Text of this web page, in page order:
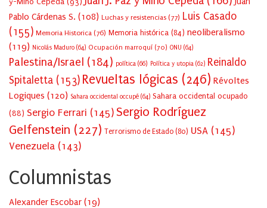
Pablo Cárdenas S. (108) Luchas y resistencias (77) Luis Casado
(155) Memoria Historica (76) Memoria histórica (84) neoliberalismo
(119) Nicolás Maduro (64) Ocupación marroquí (70) ONU (64)
Palestina/Israel (184) política (66) Política y utopia (62) Reinaldo
Spitaletta (153) Revueltas lógicas (246) Révoltes
Logiques (120) Sahara occidental occupé (64) Sahara occidental ocupado
(88) Sergio Ferrari (145) Sergio Rodríguez
Gelfenstein (227) Terrorismo de Estado (80) USA (145)
Venezuela (143)
Columnistas
Alexander Escobar (19)